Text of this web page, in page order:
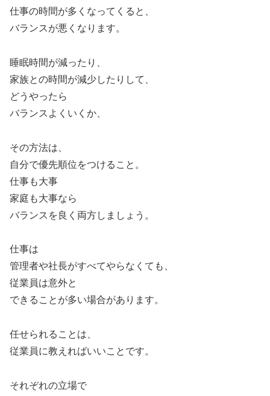
仕事の時間が多くなってくると、
バランスが悪くなります。
睡眠時間が減ったり、
家族との時間が減少したりして、
どうやったら
バランスよくいくか、
その方法は、
自分で優先順位をつけること。
仕事も大事
家庭も大事なら
バランスを良く両方しましょう。
仕事は
管理者や社長がすべてやらなくても、
従業員は意外と
できることが多い場合があります。
任せられることは、
従業員に教えればいいことです。
それぞれの立場で